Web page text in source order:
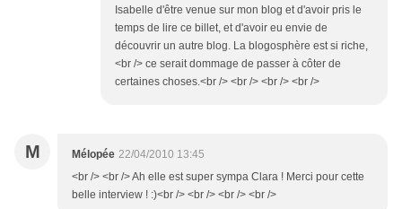
Isabelle d'être venue sur mon blog et d'avoir pris le
temps de lire ce billet, et d'avoir eu envie de
découvrir un autre blog. La blogosphère est si riche,
<br /> ce serait dommage de passer à côter de
certaines choses.<br /> <br /> <br /> <br />
M Mélopée 22/04/2010 13:45
<br /> <br /> Ah elle est super sympa Clara ! Merci pour cette
belle interview ! :)<br /> <br /> <br /> <br />